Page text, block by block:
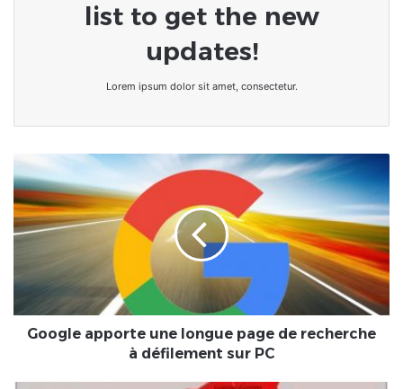
list to get the new
updates!
Lorem ipsum dolor sit amet, consectetur.
Google
apporte
une
longue
page
défilement
Google apporte une longue page de recherche
à défilement sur PC